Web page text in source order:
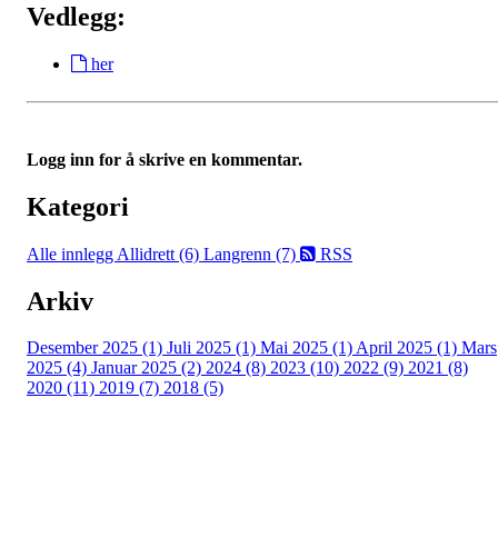
Vedlegg:
her
Logg inn for å skrive en kommentar.
Kategori
Alle innlegg Allidrett (6) Langrenn (7) RSS
Arkiv
Desember 2025 (1) Juli 2025 (1) Mai 2025 (1)April 2025 (1) Mars
2025 (4) Januar 2025 (2) 2024 (8) 2023 (10) 2022 (9) 2021 (8)
2020 (11) 2019 (7) 2018 (5)